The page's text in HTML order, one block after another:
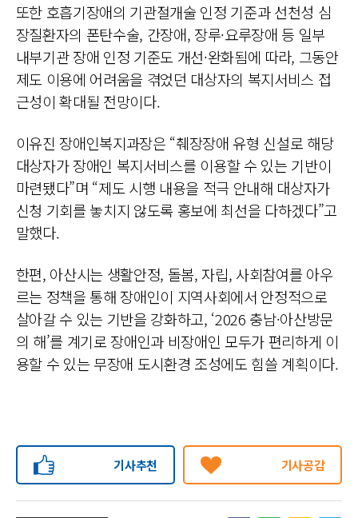
또한 호흡기장애의 기관절개술 인정 기준과 선천성 심
장질환자의 폰탄수술, 간장애, 장루·요루장애 등 일부
내부기관 장애 인정 기준도 개선·완화됨에 따라, 그동안
제도 이용에 어려움을 겪었던 대상자의 복지서비스 접
근성이 확대될 전망이다.
이유진 장애인복지과장은 “췌장장애 유형 신설로 해당
대상자가 장애인 복지서비스를 이용할 수 있는 기반이
마련됐다”며 “제도 시행 내용을 적극 안내해 대상자가
신청 기회를 놓치지 않도록 홍보에 최선을 다하겠다”고
말했다.
한편, 아산시는 생활안정, 돌봄, 자립, 사회참여를 아우
르는 정책을 통해 장애인이 지역사회에서 안정적으로
살아갈 수 있는 기반을 강화하고, ‘2026 충남·아산방문
의 해’를 계기로 장애인과 비장애인 모두가 편리하게 이
용할 수 있는 무장애 도시환경 조성에도 힘쓸 계획이다.
기사추천 기사공감